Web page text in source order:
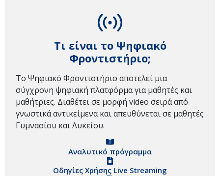
Τι είναι το Ψηφιακό
Φροντιστήριο;
Το Ψηφιακό Φροντιστήριο αποτελεί μια
σύγχρονη ψηφιακή πλατφόρμα για μαθητές και
μαθήτριες. Διαθέτει σε μορφή video σειρά από
γνωστικά αντικείμενα και απευθύνεται σε μαθητές
Γυμνασίου και Λυκείου.
Αναλυτικό πρόγραμμα
Οδηγίες Χρήσης Live Streaming